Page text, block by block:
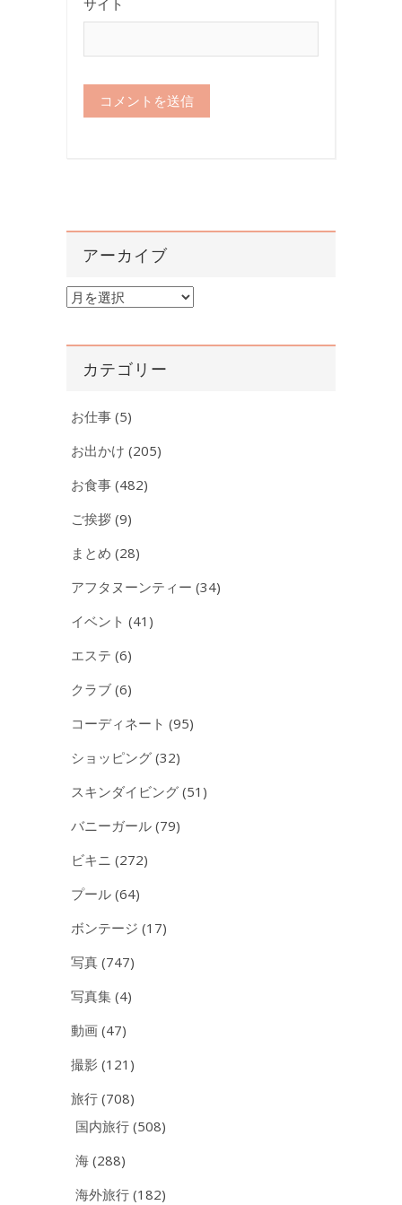
サイト
アーカイブ
ア
カ
カテゴリー
お仕事 (5)
お出かけ (205)
お食事 (482)
ご挨拶 (9)
まとめ (28)
アフタヌーンティー (34)
イベント (41)
エステ (6)
クラブ (6)
コーディネート (95)
ショッピング (32)
スキンダイビング (51)
バニーガール (79)
ビキニ (272)
プール (64)
ボンテージ (17)
写真 (747)
写真集 (4)
動画 (47)
撮影 (121)
旅行 (708)
国内旅行 (508)
海 (288)
海外旅行 (182)